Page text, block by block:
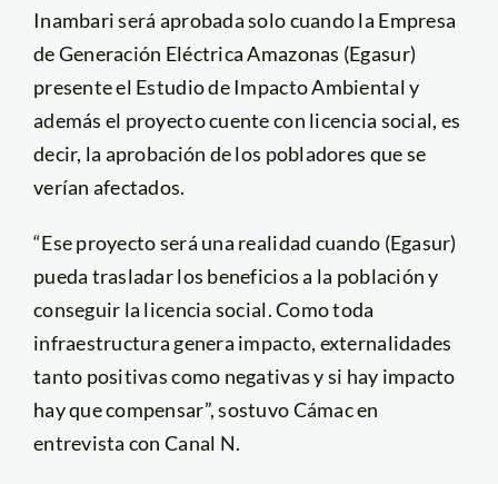
Inambari será aprobada solo cuando la Empresa
de Generación Eléctrica Amazonas (Egasur)
presente el Estudio de Impacto Ambiental y
además el proyecto cuente con licencia social, es
decir, la aprobación de los pobladores que se
verían afectados.
“Ese proyecto será una realidad cuando (Egasur)
pueda trasladar los beneficios a la población y
conseguir la licencia social. Como toda
infraestructura genera impacto, externalidades
tanto positivas como negativas y si hay impacto
hay que compensar”, sostuvo Cámac en
entrevista con Canal N.